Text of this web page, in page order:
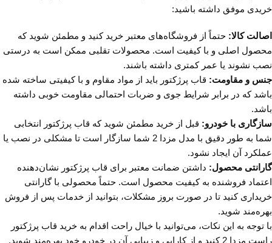
خریدی موفق داشته باشید:
اصالت کالا: حتماً از فروشگاه‌های معتبر خرید کنید و مطمئن شوید که
محصول اصلی و با کیفیت است. محصولات تقلبی ممکن است به درستی
نصب نشوند یا عمر کمتری داشته باشند.
جنس و مقاومت: قاب پرژکتور باید از مواد مقاوم و با کیفیتی ساخته شده
باشد که در برابر شرایط جوی و ضربات احتمالی مقاومت خوبی داشته
باشد.
سازگاری با خودرو: قبل از خرید مطمئن شوید که قاب پرژکتور انتخابی
شما به طور دقیق با مدل مزدا 2 شما سازگار است تا مشکلی در نصب یا
عملکرد آن ایجاد نشود.
گارانتی محصول: داشتن ضمانت معتبر برای قاب پرژکتور نشان‌دهنده
اعتماد فروشنده به کیفیت محصول است. حتماً محصولی با گارانتی
خریداری کنید تا در صورت بروز مشکلات، بتوانید از خدمات پس از فروش
بهره‌مند شوید.
با توجه به این نکات، می‌توانید با خیال راحت اقدام به خرید قاب پرژکتور
راست مزدا 2 کنید و از کارایی و زیبایی آن در خودرو خود بهره‌مند شوید.